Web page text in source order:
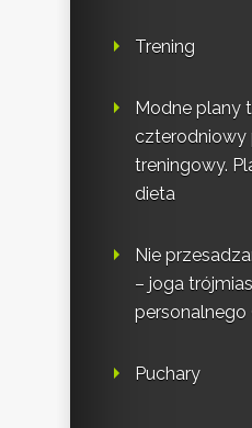
Trening
Modne plany
czterodniowy
treningowy.
dieta
Nie
– joga
personalnego
Puchary